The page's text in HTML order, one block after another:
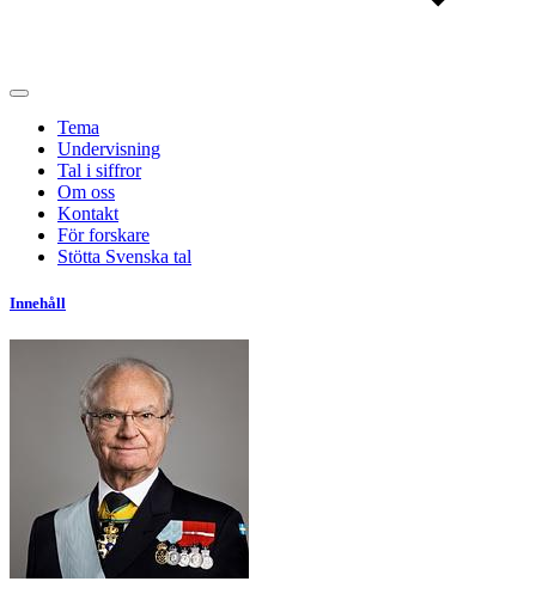
Tema
Undervisning
Tal i siffror
Om oss
Kontakt
För forskare
Stötta Svenska tal
Innehåll